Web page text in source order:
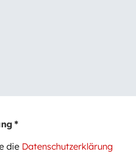
*
die Datenschutzerklärung